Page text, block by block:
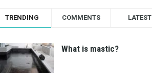
TRENDING COMMENTS LATEST
What is mastic?